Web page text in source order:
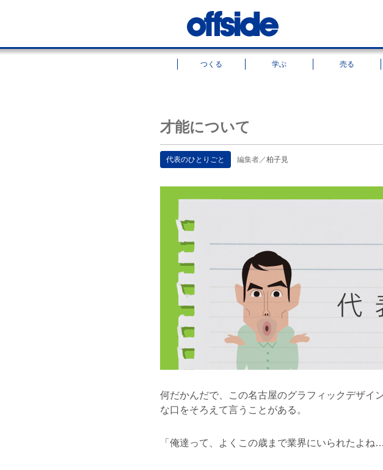
つくる 学ぶ 売る
才能について
代表のひとりごと 編集者／柏子見
何だかんだで、この名古屋のグラフィックデザイ
な口をそろえて言うことがある。
「俺達って、よくこの歳まで業界にいられたよね…